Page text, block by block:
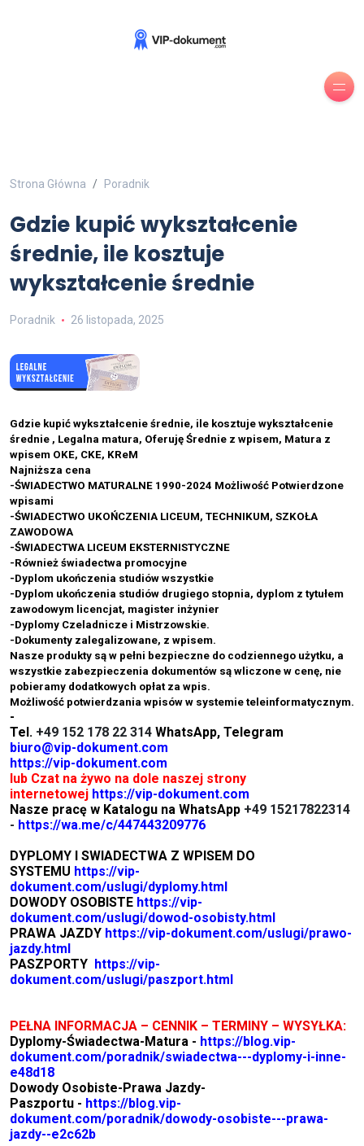
Strona Główna Poradnik
Gdzie kupić wykształcenie
średnie, ile kosztuje
wykształcenie średnie
Poradnik 26 listopada, 2025
Gdzie kupić wykształcenie średnie, ile kosztuje wykształcenie
średnie , Legalna matura, Oferuję Średnie z wpisem, Matura z
wpisem OKE, CKE, KReM
Najniższa cena
-ŚWIADECTWO MATURALNE 1990-2024 Możliwość Potwierdzone
wpisami
-ŚWIADECTWO UKOŃCZENIA LICEUM, TECHNIKUM, SZKOŁA
ZAWODOWA
-ŚWIADECTWA LICEUM EKSTERNISTYCZNE
-Również świadectwa promocyjne
-Dyplom ukończenia studiów wszystkie
-Dyplom ukończenia studiów drugiego stopnia, dyplom z tytułem
zawodowym licencjat, magister inżynier
-Dyplomy Czeladnicze i Mistrzowskie.
-Dokumenty zalegalizowane, z wpisem.
Nasze produkty są w pełni bezpieczne do codziennego użytku, a
wszystkie zabezpieczenia dokumentów są wliczone w cenę, nie
pobieramy dodatkowych opłat za wpis.
Możliwość potwierdzania wpisów w systemie teleinformatycznym.
-
Tel. +49 152 178 22 314 WhatsApp, Telegram
biuro@vip-dokument.com
https://vip-dokument.com
lub Czat na żywo na dole naszej strony
internetowej https://vip-dokument.com
Nasze pracę w Katalogu na WhatsApp +49 15217822314
- https://wa.me/c/447443209776
DYPLOMY I SWIADECTWA Z WPISEM DO
SYSTEMU https://vip-
dokument.com/uslugi/dyplomy.html
DOWODY OSOBISTE https://vip-
dokument.com/uslugi/dowod-osobisty.html
PRAWA JAZDY https://vip-dokument.com/uslugi/prawo-
jazdy.html
PASZPORTY https://vip-
dokument.com/uslugi/paszport.html
PEŁNA INFORMACJA – CENNIK – TERMINY – WYSYŁKA:
Dyplomy-Świadectwa-Matura - https://blog.vip-
dokument.com/poradnik/swiadectwa---dyplomy-i-inne-
e48d18
Dowody Osobiste-Prawa Jazdy-
Paszportu - https://blog.vip-
dokument.com/poradnik/dowody-osobiste---prawa-
jazdy--e2c62b